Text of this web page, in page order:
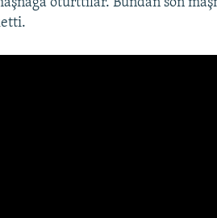
oturttılar. Bundan soñ